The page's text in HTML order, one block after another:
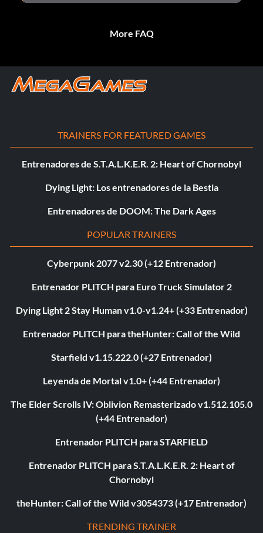
More FAQ
TRAINERS FOR FEATURED GAMES
Entrenadores de S.T.A.L.K.E.R. 2: Heart of Chornobyl
Dying Light: Los entrenadores de la Bestia
Entrenadores de DOOM: The Dark Ages
POPULAR TRAINERS
Cyberpunk 2077 v2.30 (+12 Entrenador)
Entrenador PLITCH para Euro Truck Simulator 2
Dying Light 2 Stay Human v1.0-v1.24+ (+33 Entrenador)
Entrenador PLITCH para theHunter: Call of the Wild
Starfield v1.15.222.0 (+27 Entrenador)
Leyenda de Mortal v1.0+ (+44 Entrenador)
The Elder Scrolls IV: Oblivion Remasterizado v1.512.105.0
(+44 Entrenador)
Entrenador PLITCH para STARFIELD
Entrenador PLITCH para S.T.A.L.K.E.R. 2: Heart of
Chornobyl
theHunter: Call of the Wild v3054373 (+17 Entrenador)
TRENDING TRAINER